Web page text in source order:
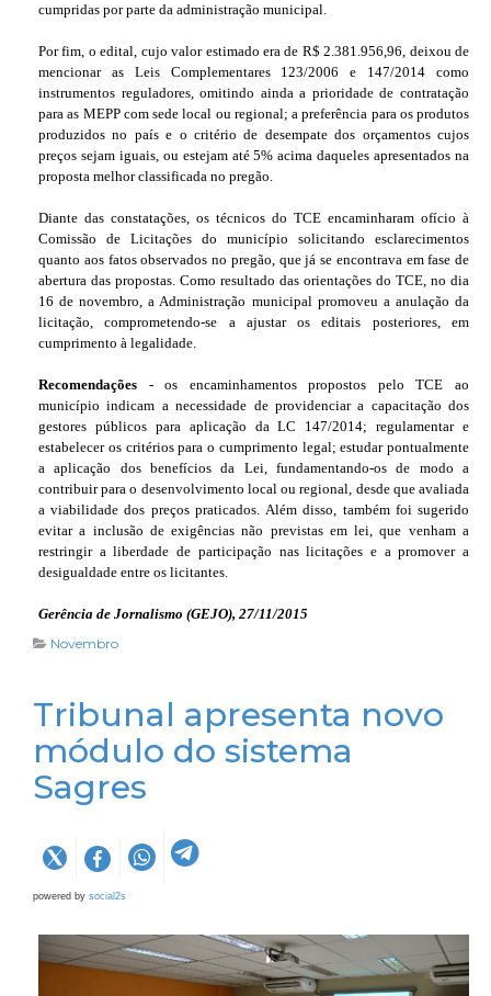
cumpridas por parte da administração municipal.
Por fim, o edital, cujo valor estimado era de R$ 2.381.956,96, deixou de
mencionar as Leis Complementares 123/2006 e 147/2014 como
instrumentos reguladores, omitindo ainda a prioridade de contratação
para as MEPP com sede local ou regional; a preferência para os produtos
produzidos no país e o critério de desempate dos orçamentos cujos
preços sejam iguais, ou estejam até 5% acima daqueles apresentados na
proposta melhor classificada no pregão.
Diante das constatações, os técnicos do TCE encaminharam ofício à
Comissão de Licitações do município solicitando esclarecimentos
quanto aos fatos observados no pregão, que já se encontrava em fase de
abertura das propostas. Como resultado das orientações do TCE, no dia
16 de novembro, a Administração municipal promoveu a anulação da
licitação, comprometendo-se a ajustar os editais posteriores, em
cumprimento à legalidade.
Recomendações -os encaminhamentos propostos pelo TCE ao
município indicam a necessidade de providenciar a capacitação dos
gestores públicos para aplicação da LC 147/2014; regulamentar e
estabelecer os critérios para o cumprimento legal; estudar pontualmente
a aplicação dos benefícios da Lei, fundamentando-os de modo a
contribuir para o desenvolvimento local ou regional, desde que avaliada
a viabilidade dos preços praticados. Além disso, também foi sugerido
evitar a inclusão de exigências não previstas em lei, que venham a
restringir a liberdade de participação nas licitações e a promover a
desigualdade entre os licitantes.
Gerência de Jornalismo (GEJO), 27/11/2015
Novembro
Tribunal apresenta novo
módulo do sistema
Sagres
powered by social2s